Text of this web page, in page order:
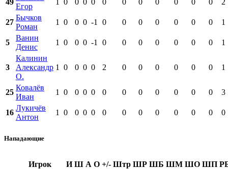
49
Егор
1 0 0 0 0 0 0 0 0 0 0 0 2
27
Бычков
Роман
1 0 0 0 -1 0 0 0 0 0 0 0 1
5
Ванин
Денис
1 0 0 0 -1 0 0 0 0 0 0 0 1
3
Калинин
Александр
О.
1 0 0 0 0 2 0 0 0 0 0 0 1
25
Ковалёв
Иван
1 0 0 0 0 0 0 0 0 0 0 0 3
16
Лукичёв
Антон
1 0 0 0 0 0 0 0 0 0 0 0 0
Нападающие
Игрок И Ш А О +/- Штр ШР ШБ ШМ ШО ШП